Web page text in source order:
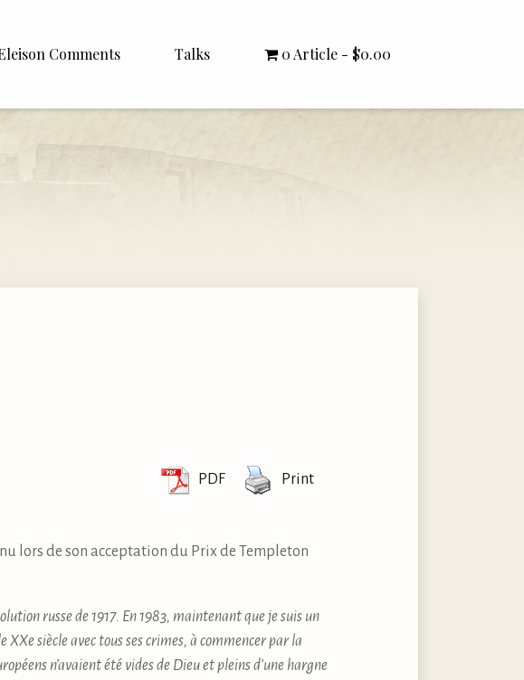
Comments Talks
Literature Seminars
0 Article $0.00
PDF Print
lors de son acceptation du Prix de Templeton
russe de 1917. En 1983, maintenant que je suis un
siècle avec tous ses crimes, à commencer par la
n’avaient été vides de Dieu et pleins d’une hargne